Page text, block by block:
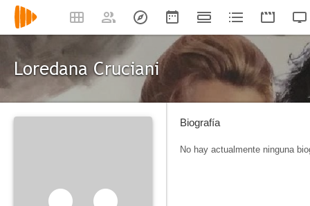
Loredana Cruciani
Biografía
No hay actualmente ninguna